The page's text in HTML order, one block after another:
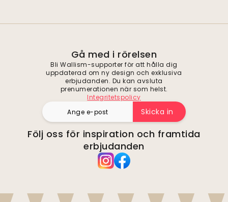
Gå med i rörelsen
Bli Wallism-supporter för att hålla dig
uppdaterad om ny design och exklusiva
erbjudanden. Du kan avsluta
prenumerationen när som helst.
Integritetspolicy
Skicka in
Följ oss för inspiration och framtida
erbjudanden